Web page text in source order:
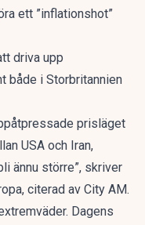
ett ”inflationshot”
driva upp
både i Storbritannien
prisläget
USA och Iran,
ännu större”, skriver
citerad av City AM.
Dagens